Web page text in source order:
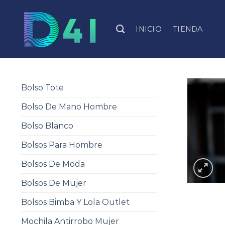
content
INICIO TIENDA
Bolso Tote
Bolso De Mano Hombre
Bolso Blanco
Bolsos Para Hombre
Bolsos De Moda
Bolsos De Mujer
Bolsos Bimba Y Lola Outlet
Mochila Antirrobo Mujer